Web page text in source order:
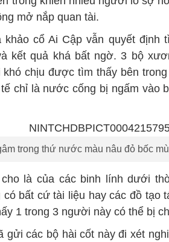
mở nắp quan tài.
khảo cổ Ai Cập vẫn quyết định
kết quả khá bất ngờ. 3 bộ
khó chịu được tìm thấy bên
chỉ là nước cống bị ngấm vào
trong thứ nước màu nâu đỏ bốc
là của các binh lính dưới
bất cứ tài liệu hay các đồ tạo
1 trong 3 người này có thể bị
gửi các bộ hài cốt này đi xét